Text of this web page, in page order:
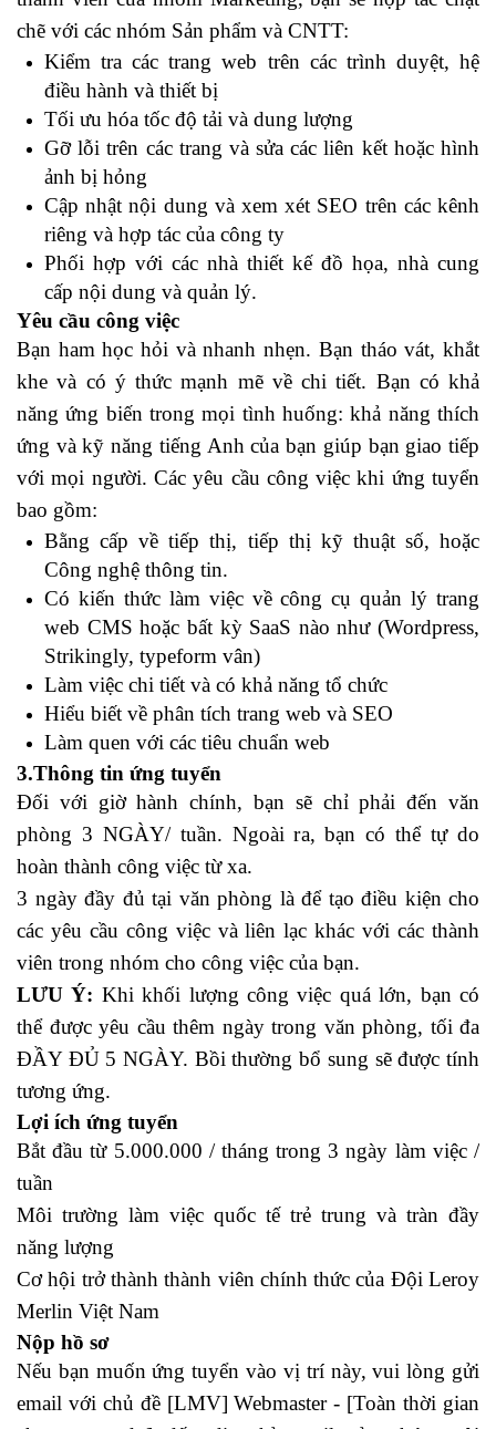
chẽ với các nhóm Sản phẩm và CNTT:
Kiểm tra các trang web trên các trình duyệt, hệ
điều hành và thiết bị
Tối ưu hóa tốc độ tải và dung lượng
Gỡ lỗi trên các trang và sửa các liên kết hoặc hình
ảnh bị hỏng
Cập nhật nội dung và xem xét SEO trên các kênh
riêng và hợp tác của công ty
Phối hợp với các nhà thiết kế đồ họa, nhà cung
cấp nội dung và quản lý.
Yêu cầu công việc
Bạn ham học hỏi và nhanh nhẹn. Bạn tháo vát, khắt
khe và có ý thức mạnh mẽ về chi tiết. Bạn có khả
năng ứng biến trong mọi tình huống: khả năng thích
ứng và kỹ năng tiếng Anh của bạn giúp bạn giao tiếp
với mọi người. Các yêu cầu công việc khi ứng tuyển
bao gồm:
Bằng cấp về tiếp thị, tiếp thị kỹ thuật số, hoặc
Công nghệ thông tin.
Có kiến thức làm việc về công cụ quản lý trang
web CMS hoặc bất kỳ SaaS nào như (Wordpress,
Strikingly, typeform vân)
Làm việc chi tiết và có khả năng tổ chức
Hiểu biết về phân tích trang web và SEO
Làm quen với các tiêu chuẩn web
3.Thông tin ứng tuyển
Đối với giờ hành chính, bạn sẽ chỉ phải đến văn
phòng 3 NGÀY/ tuần. Ngoài ra, bạn có thể tự do
hoàn thành công việc từ xa.
3 ngày đầy đủ tại văn phòng là để tạo điều kiện cho
các yêu cầu công việc và liên lạc khác với các thành
viên trong nhóm cho công việc của bạn.
LƯU Ý: Khi khối lượng công việc quá lớn, bạn có
thể được yêu cầu thêm ngày trong văn phòng, tối đa
ĐẦY ĐỦ 5 NGÀY. Bồi thường bổ sung sẽ được tính
tương ứng.
Lợi ích ứng tuyển
Bắt đầu từ 5.000.000 / tháng trong 3 ngày làm việc /
tuần
Môi trường làm việc quốc tế trẻ trung và tràn đầy
năng lượng
Cơ hội trở thành thành viên chính thức của Đội Leroy
Merlin Việt Nam
Nộp hồ sơ
Nếu bạn muốn ứng tuyển vào vị trí này, vui lòng gửi
email với chủ đề [LMV] Webmaster - [Toàn thời gian